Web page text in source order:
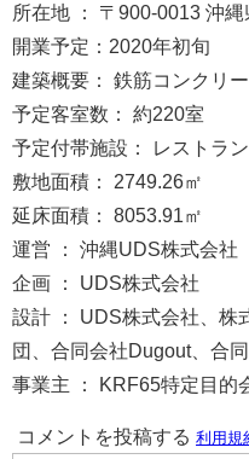
所在地 ： 〒900-0013 沖
開業予定：2020年初旬
建築概要： 鉄筋コンクリ
予定客室数： 約220室
予定付帯施設： レストラ
敷地面積： 2749.26㎡
延床面積： 8053.91㎡
運営 ： 沖縄UDS株式会社
企画 ： UDS株式会社
設計 ： UDS株式会社、株
団、合同会社Dugout、合
事業主 ： KRF65特定目的